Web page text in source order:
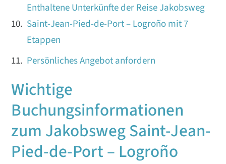
Enthaltene Unterkünfte der Reise Jakobsweg
Saint-Jean-Pied-de-Port – Logroño mit 7
Etappen
Persönliches Angebot anfordern
Wichtige
Buchungsinformationen
zum Jakobsweg Saint-Jean-
Pied-de-Port – Logroño